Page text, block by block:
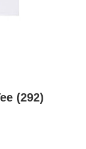
(292)